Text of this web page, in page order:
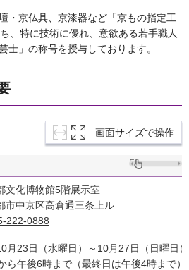
・京仏具、京漆器など「京もの指定工
、特に技術に優れ、意欲ある若手職人
士」の称号を授与しております。
画面サイズで操作
文化博物館5階展示室
市中京区高倉通三条上ル
222-0888
月23日（水曜日）～10月27日（日曜日
ら午後6時まで（最終日は午後4時まで）